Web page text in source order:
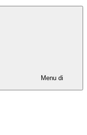
Menu di